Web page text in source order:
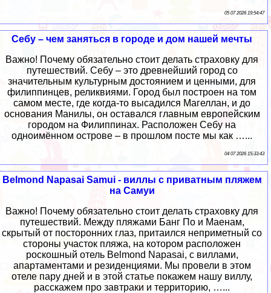
05 07 2026 19:54:47
Себу – чем заняться в городе и дом нашей мечты
Важно! Почему обязательно стоит делать страховку для
путешествий. Себу – это древнейший город со
значительным культурным достоянием и ценными, для
филиппинцев, реликвиями. Город был построен на том
самом месте, где когда-то высадился Магеллан, и до
основания Манилы, он оставался главным европейским
городом на Филиппинах. Расположен Себу на
одноимённом острове – в прошлом посте мы как …...
04 07 2026 15:33:43
Belmond Napasai Samui - виллы с приватным пляжем
на Самуи
Важно! Почему обязательно стоит делать страховку для
путешествий. Между пляжами Банг По и Маенам,
скрытый от посторонних глаз, притаился неприметный со
стороны участок пляжа, на котором расположен
роскошный отель Belmond Napasai, с виллами,
апартаментами и резиденциями. Мы провели в этом
отеле пару дней и в этой статье покажем нашу виллу,
расскажем про завтраки и территорию, …...